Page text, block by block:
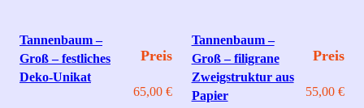
Tannenbaum –
Groß – festliches
Deko‑Unikat
Preis
65,00€
Tannenbaum –
Groß – filigrane
Zweigstruktur aus
Papier
Preis
55,00 €